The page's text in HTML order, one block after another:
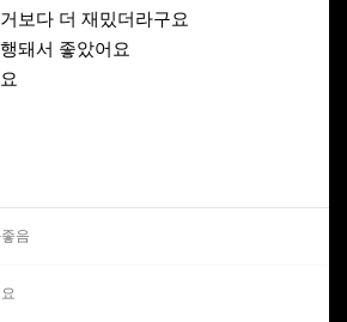
보다 더 재밌더라구요
돼서 좋았어요
음